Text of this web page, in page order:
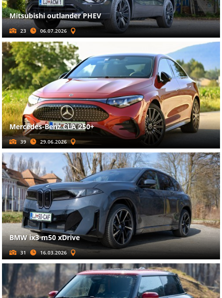
Mitsubishi outlander PHEV
23 06.07.2026
Mercedes-Benz CLA 250+
39 29.06.2026
BMW ix3 m50 xDrive
31 16.03.2026